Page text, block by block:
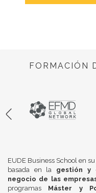
FORMACIÓN
EUDE Business School en
basada en la gestión y
negocio de las
programas Máster y